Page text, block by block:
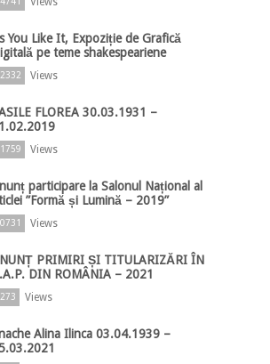
You Like It, Expoziție de Grafică
pe teme shakespeariene
Views
FLOREA 30.03.1931 –
Views
participare la Salonul Național al
”Formă și Lumină – 2019”
Views
PRIMIRI ȘI TITULARIZĂRI ÎN
DIN ROMÂNIA – 2021
Views
Alina Ilinca 03.04.1939 –